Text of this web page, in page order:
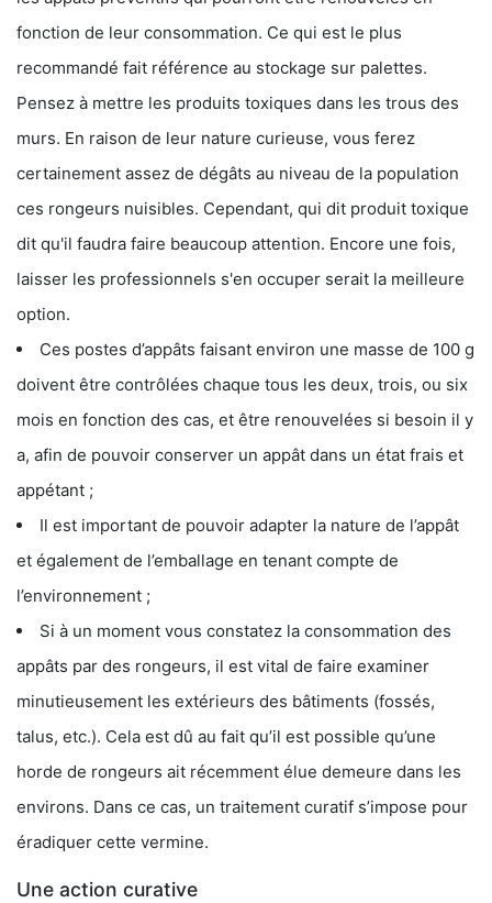
fonction de leur consommation. Ce qui est le plus
recommandé fait référence au stockage sur palettes.
Pensez à mettre les produits toxiques dans les trous des
murs. En raison de leur nature curieuse, vous ferez
certainement assez de dégâts au niveau de la population
ces rongeurs nuisibles. Cependant, qui dit produit toxique
dit qu'il faudra faire beaucoup attention. Encore une fois,
laisser les professionnels s'en occuper serait la meilleure
option.
Ces postes d’appâts faisant environ une masse de 100 g
doivent être contrôlées chaque tous les deux, trois, ou six
mois en fonction des cas, et être renouvelées si besoin il y
a, afin de pouvoir conserver un appât dans un état frais et
appétant ;
Il est important de pouvoir adapter la nature de l’appât
et également de l’emballage en tenant compte de
l’environnement ;
Si à un moment vous constatez la consommation des
appâts par des rongeurs, il est vital de faire examiner
minutieusement les extérieurs des bâtiments (fossés,
talus, etc.). Cela est dû au fait qu’il est possible qu’une
horde de rongeurs ait récemment élue demeure dans les
environs. Dans ce cas, un traitement curatif s’impose pour
éradiquer cette vermine.
Une action curative